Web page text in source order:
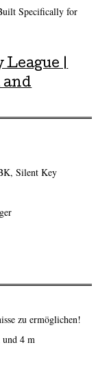
Specifically for
League |
and
Silent Key
zu ermöglichen!
4 m